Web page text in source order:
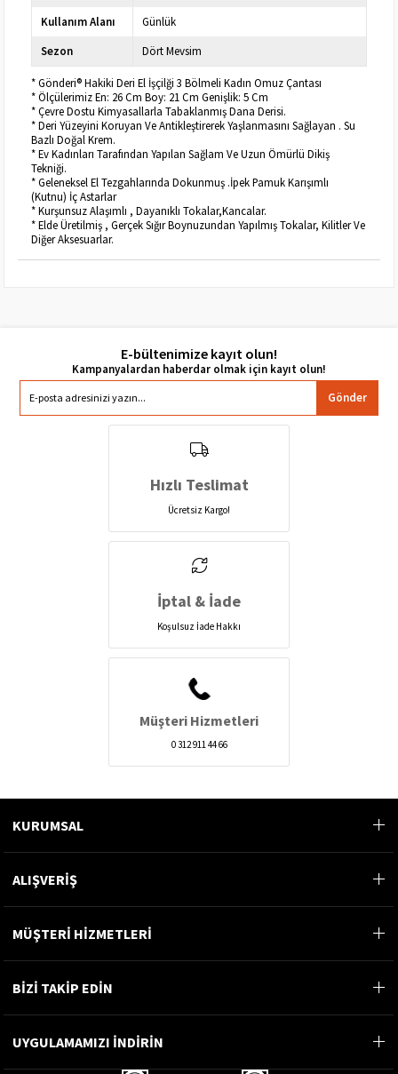
Kullanım Alanı
Günlük
Sezon
Dört Mevsim
* Gönderi® Hakiki Deri El İşçilği 3 Bölmeli Kadın Omuz Çantası
* Ölçülerimiz En: 26 Cm Boy: 21 Cm Genişlik: 5 Cm
* Çevre Dostu Kimyasallarla Tabaklanmış Dana Derisi.
* Deri Yüzeyini Koruyan Ve Antikleştirerek Yaşlanmasını Sağlayan . Su
Bazlı Doğal Krem.
* Ev Kadınları Tarafından Yapılan Sağlam Ve Uzun Ömürlü Dikiş
Tekniği.
* Geleneksel El Tezgahlarında Dokunmuş .İpek Pamuk Karışımlı
(Kutnu) İç Astarlar
* Kurşunsuz Alaşımlı , Dayanıklı Tokalar,Kancalar.
* Elde Üretilmiş , Gerçek Sığır Boynuzundan Yapılmış Tokalar, Kilitler Ve
Diğer Aksesuarlar.
E-bültenimize kayıt olun!
Gönder
Hızlı Teslimat
Ücretsiz Kargo!
İptal & İade
Koşulsuz İade Hakkı
Müşteri Hizmetleri
0 312 911 44 66
KURUMSAL
ALIŞVERİŞ
MÜŞTERİ HİZMETLERİ
BİZİ TAKİP EDİN
UYGULAMAMIZI İNDİRİN